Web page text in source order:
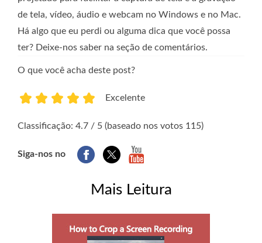
de tela, vídeo, áudio e webcam no Windows e no Mac.
Há algo que eu perdi ou alguma dica que você possa
ter? Deixe-nos saber na seção de comentários.
O que você acha deste post?
Excelente
Classificação: 4.7 / 5 (baseado nos votos 115)
Siga-nos no
Mais Leitura